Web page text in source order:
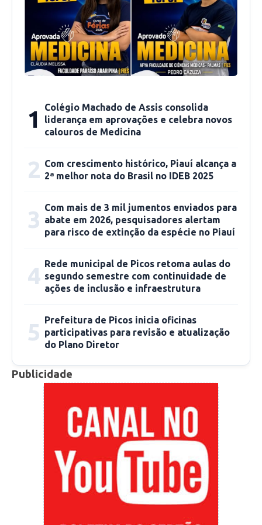
1
Colégio Machado de Assis consolida
liderança em aprovações e celebra novos
calouros de Medicina
2 Com crescimento histórico, Piauí alcança a
2ª melhor nota do Brasil no IDEB 2025
3 Com mais de 3 mil jumentos enviados para
abate em 2026, pesquisadores alertam
para risco de extinção da espécie no Piauí
4 Rede municipal de Picos retoma aulas do
segundo semestre com continuidade de
ações de inclusão e infraestrutura
5 Prefeitura de Picos inicia oficinas
participativas para revisão e atualização
do Plano Diretor
Publicidade